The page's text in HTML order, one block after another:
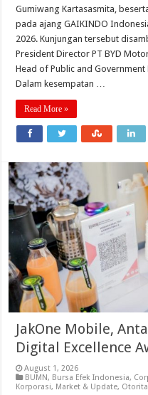
Gumiwang Kartasasmita,
pada ajang GAIKINDO
2026. Kunjungan tersebut
President Director PT BYD
Head of Public and
Dalam kesempatan …
Read More »
JakOne Mobile,
Digital Excellence
August 1, 2026
BUMN, Bursa Efek Indonesia,
Korporasi, Market & Update,